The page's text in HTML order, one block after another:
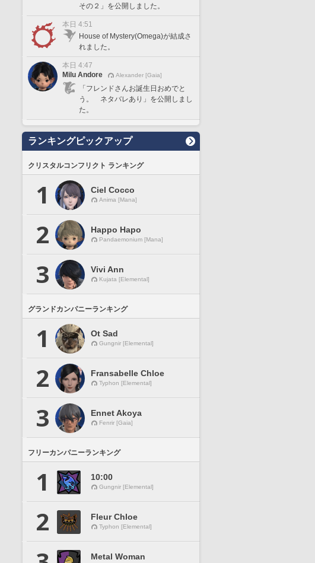
その２」を公開しました。
本日 4:51
House of Mystery(Omega)が結成さ
れました。
本日 4:47
Milu Andore
Alexander [Gaia]
「フレンドさんお誕生日おめでと
う。 ネタバレあり」を公開しまし
た。
ランキングピックアップ
クリスタルコンフリクト ランキング
1 Ciel Cocco
Anima [Mana]
2 Happo Hapo
Pandaemonium [Mana]
3 Vivi Ann
Kujata [Elemental]
グランドカンパニーランキング
1 Ot Sad
Gungnir [Elemental]
2 Fransabelle Chloe
Typhon [Elemental]
3 Ennet Akoya
Fenrir [Gaia]
フリーカンパニーランキング
1 10:00
Gungnir [Elemental]
2 Fleur Chloe
Typhon [Elemental]
Metal Woman